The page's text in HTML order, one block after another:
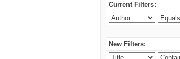
Current Filters:
New Filters: